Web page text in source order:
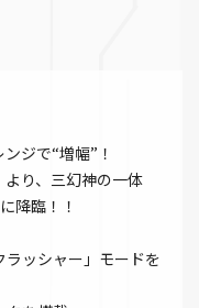
ジで“増幅”！
り、三幻神の一体
降臨！！
ッシャー」モードを